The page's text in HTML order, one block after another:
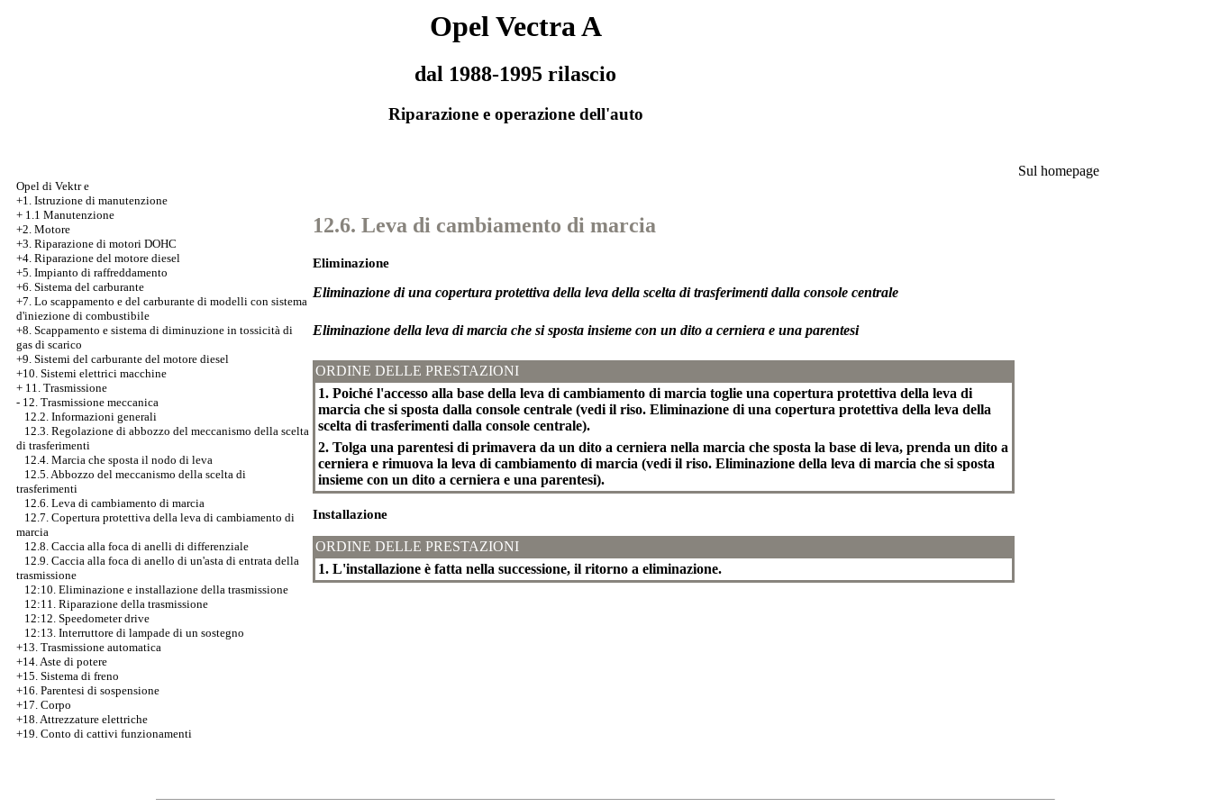
Opel Vectra A
dal 1988-1995 rilascio
Riparazione e operazione dell'auto
Opel di Vektr e
+1. Istruzione di manutenzione
+ 1.1 Manutenzione
+2. Motore
+3. Riparazione di motori DOHC
+4. Riparazione del motore diesel
+5. Impianto di raffreddamento
+6. Sistema del carburante
+7. Lo scappamento e del carburante di modelli con sistema
d'iniezione di combustibile
+8. Scappamento e sistema di diminuzione in tossicità di
gas di scarico
+9. Sistemi del carburante del motore diesel
+10. Sistemi elettrici macchine
+ 11. Trasmissione
- 12. Trasmissione meccanica
12.2. Informazioni generali
12.3. Regolazione di abbozzo del meccanismo della scelta
di trasferimenti
12.4. Marcia che sposta il nodo di leva
12.5. Abbozzo del meccanismo della scelta di
trasferimenti
12.6. Leva di cambiamento di marcia
12.7. Copertura protettiva della leva di cambiamento di
marcia
12.8. Caccia alla foca di anelli di differenziale
12.9. Caccia alla foca di anello di un'asta di entrata della
trasmissione
12:10. Eliminazione e installazione della trasmissione
12:11. Riparazione della trasmissione
12:12. Speedometer drive
12:13. Interruttore di lampade di un sostegno
+13. Trasmissione automatica
+14. Aste di potere
+15. Sistema di freno
+16. Parentesi di sospensione
+17. Corpo
+18. Attrezzature elettriche
+19. Conto di cattivi funzionamenti
12.6. Leva di cambiamento di marcia
Eliminazione
Eliminazione di una copertura protettiva della leva della scelta di trasferimenti dalla console centrale
Eliminazione della leva di marcia che si sposta insieme con un dito a cerniera e una parentesi
ORDINE DELLE PRESTAZIONI
1. Poiché l'accesso alla base della leva di cambiamento di marcia toglie una copertura protettiva della leva di
marcia che si sposta dalla console centrale (vedi il riso. Eliminazione di una copertura protettiva della leva della
scelta di trasferimenti dalla console centrale).
2. Tolga una parentesi di primavera da un dito a cerniera nella marcia che sposta la base di leva, prenda un dito a
cerniera e rimuova la leva di cambiamento di marcia (vedi il riso. Eliminazione della leva di marcia che si sposta
insieme con un dito a cerniera e una parentesi).
Installazione
ORDINE DELLE PRESTAZIONI
1. L'installazione è fatta nella successione, il ritorno a eliminazione.
Sul homepage